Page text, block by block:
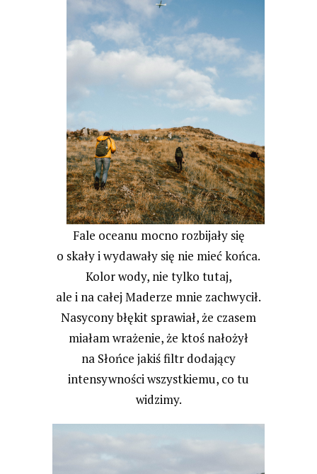
Fale oceanu mocno rozbijały się
o skały i wydawały się nie mieć końca.
Kolor wody, nie tylko tutaj,
ale i na całej Maderze mnie zachwycił.
Nasycony błękit sprawiał, że czasem
miałam wrażenie, że ktoś nałożył
na Słońce jakiś filtr dodający
intensywności wszystkiemu, co tu
widzimy.